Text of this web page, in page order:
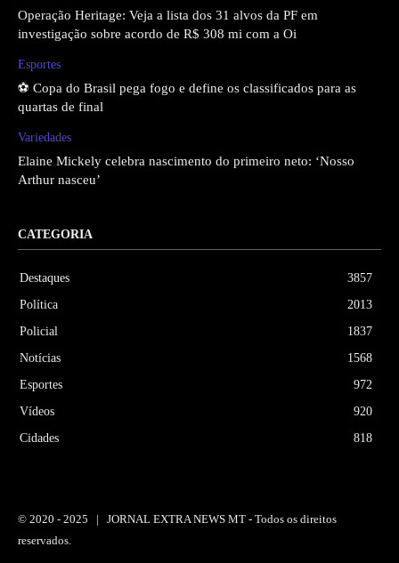
Operação Heritage: Veja a lista dos 31 alvos da PF em
investigação sobre acordo de R$ 308 mi com a Oi
Esportes
⚽ Copa do Brasil pega fogo e define os classificados para as
quartas de final
Variedades
Elaine Mickely celebra nascimento do primeiro neto: ‘Nosso
Arthur nasceu’
CATEGORIA
Destaques
3857
Política
2013
Policial
1837
Notícias
1568
Esportes
972
Vídeos
920
Cidades
818
© 2020 - 2025 | JORNAL EXTRA NEWS MT - Todos os direitos
reservados.